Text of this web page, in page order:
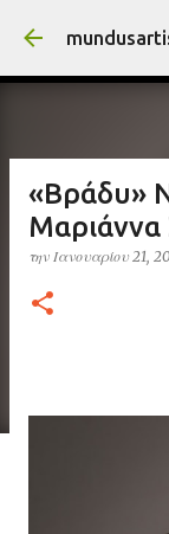
«Βράδυ»
Μαριάννα
την Ιανουαρίου 21,